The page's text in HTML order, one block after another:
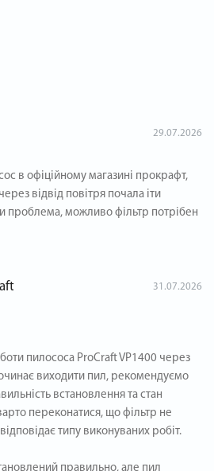
29.07.2026
в офіційному магазині прокрафт,
відвід повітря почала іти
проблема, можливо фільтр потрібен
31.07.2026
пилососа ProCraft VP1400 через
виходити пил, рекомендуємо
встановлення та стан
переконатися, що фільтр не
типу виконуваних робіт.
правильно, але пил